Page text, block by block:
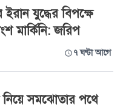
ইরান যুদ্ধের বিপক্ষে
মার্কিনি: জরিপ
৭ ঘণ্টা আগে
সমঝোতার পথে